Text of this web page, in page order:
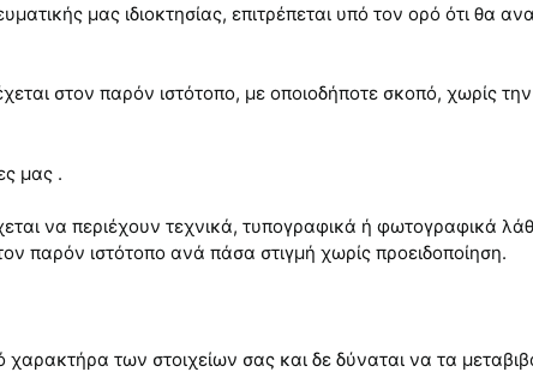
μας ιδιοκτησίας, επιτρέπεται υπό τον ορό ότι θα
στον παρόν ιστότοπο, με οποιοδήποτε σκοπό, χωρίς
μας .
να περιέχουν τεχνικά, τυπογραφικά ή φωτογραφικά
παρόν ιστότοπο ανά πάσα στιγμή χωρίς προειδοποίηση.
των στοιχείων σας και δε δύναται να τα